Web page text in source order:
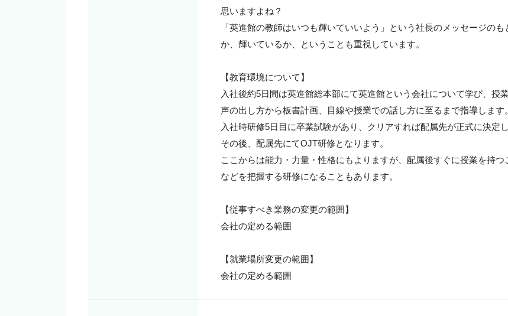
思いますよね？
「英進館の教師はいつも輝いていいよう」という社長のメッセージの
か、輝いているか、ということも重視しています。
【教育環境について】
入社後約5日間は英進館総本部にて英進館という会社について学び、授
声の出し方から板書計画、目線や授業での話し方に至るまで指導します。
入社時研修5日目に卒業試験があり、クリアすれば配属先が正式に決定し
その後、配属先にてOJT研修となります。
ここからは能力・力量・性格にもよりますが、配属後すぐに授業を持
などを把握する研修になることもあります。
【従事すべき業務の変更の範囲】
会社の定める範囲
【就業場所変更の範囲】
会社の定める範囲